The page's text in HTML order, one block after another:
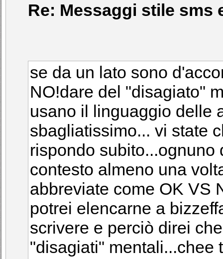
Re: Messaggi stile sms
se da un lato sono
NO!dare del "disagiato"
usano il linguaggio delle
sbagliatissimo... vi state
rispondo
contesto almeno una
abbreviate come OK VS
potrei elencarne a
scrivere e perciò direi
"disagiati" mentali...chee